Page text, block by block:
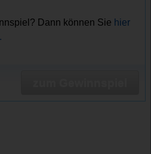
Dann können Sie hier